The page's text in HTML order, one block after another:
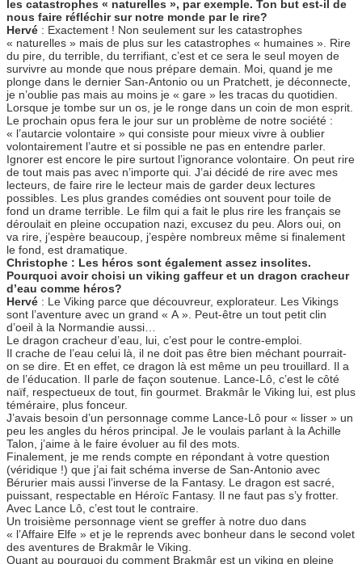
les catastrophes « naturelles », par exemple. Ton but est-il de
nous faire réfléchir sur notre monde par le rire?
Hervé : Exactement ! Non seulement sur les catastrophes
« naturelles » mais de plus sur les catastrophes « humaines ». Rire
du pire, du terrible, du terrifiant, c’est et ce sera le seul moyen de
survivre au monde que nous prépare demain. Moi, quand je me
plonge dans le dernier San-Antonio ou un Pratchett, je déconnecte,
je n’oublie pas mais au moins je « gare » les tracas du quotidien.
Lorsque je tombe sur un os, je le ronge dans un coin de mon esprit.
Le prochain opus fera le jour sur un problème de notre société :
« l’autarcie volontaire » qui consiste pour mieux vivre à oublier
volontairement l’autre et si possible ne pas en entendre parler.
Ignorer est encore le pire surtout l’ignorance volontaire. On peut rire
de tout mais pas avec n’importe qui. J’ai décidé de rire avec mes
lecteurs, de faire rire le lecteur mais de garder deux lectures
possibles. Les plus grandes comédies ont souvent pour toile de
fond un drame terrible. Le film qui a fait le plus rire les français se
déroulait en pleine occupation nazi, excusez du peu. Alors oui, on
va rire, j’espère beaucoup, j’espère nombreux même si finalement
le fond, est dramatique.
Christophe : Les héros sont également assez insolites.
Pourquoi avoir choisi un viking gaffeur et un dragon cracheur
d’eau comme héros?
Hervé : Le Viking parce que découvreur, explorateur. Les Vikings
sont l’aventure avec un grand « A ». Peut-être un tout petit clin
d’oeil à la Normandie aussi…
Le dragon cracheur d’eau, lui, c’est pour le contre-emploi.
Il crache de l’eau celui là, il ne doit pas être bien méchant pourrait-
on se dire. Et en effet, ce dragon là est même un peu trouillard. Il a
de l’éducation. Il parle de façon soutenue. Lance-Lô, c’est le côté
naïf, respectueux de tout, fin gourmet. Brakmâr le Viking lui, est plus
téméraire, plus fonceur.
J’avais besoin d’un personnage comme Lance-Lô pour « lisser » un
peu les angles du héros principal. Je le voulais parlant à la Achille
Talon, j’aime à le faire évoluer au fil des mots.
Finalement, je me rends compte en répondant à votre question
(véridique !) que j’ai fait schéma inverse de San-Antonio avec
Bérurier mais aussi l’inverse de la Fantasy. Le dragon est sacré,
puissant, respectable en Héroïc Fantasy. Il ne faut pas s’y frotter.
Avec Lance Lô, c’est tout le contraire.
Un troisième personnage vient se greffer à notre duo dans
« l’Affaire Elfe » et je le reprends avec bonheur dans le second volet
des aventures de Brakmâr le Viking.
Quant au pourquoi du comment Brakmâr est un viking en pleine